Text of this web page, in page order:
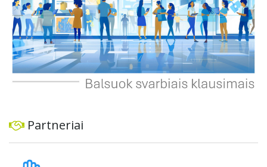
Partneriai